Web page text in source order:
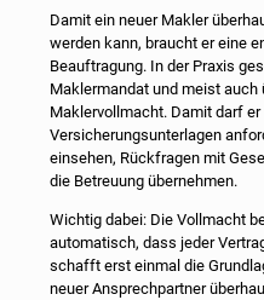
Damit ein neuer Makler
werden kann, braucht er eine
Beauftragung. In der Praxis
Maklermandat und meist auch
Maklervollmacht. Damit darf er
Versicherungsunterlagen
einsehen, Rückfragen mit
die Betreuung übernehmen.
Wichtig dabei: Die Vollmacht
automatisch, dass jeder
schafft erst einmal die
neuer Ansprechpartner